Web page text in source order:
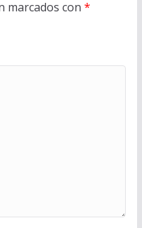
marcados con *